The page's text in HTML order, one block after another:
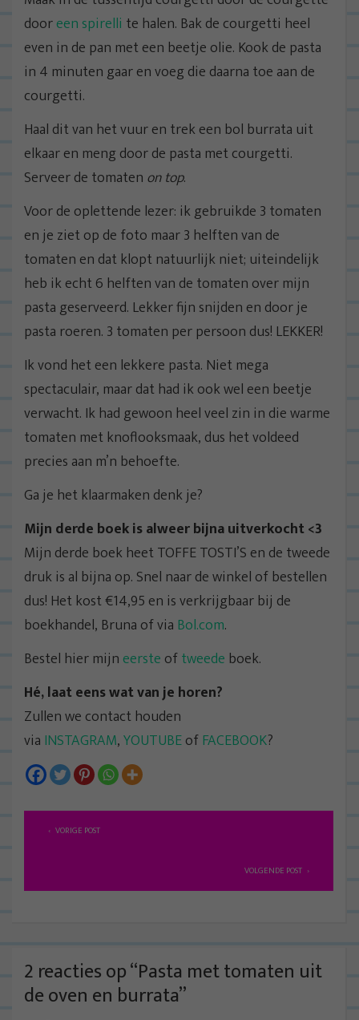
dooreen spirelli te halen. Bak de courgetti heel
even in de pan met een beetje olie. Kook de pasta
in 4 minuten gaar en voeg die daarna toe aan de
courgetti.
Haal dit van het vuur en trek een bol burrata uit
elkaar en meng door de pasta met courgetti.
Serveer de tomaten on top.
Voor de oplettende lezer: ik gebruikde 3 tomaten
en je ziet op de foto maar 3 helften van de
tomaten en dat klopt natuurlijk niet; uiteindelijk
heb ik echt 6 helften van de tomaten over mijn
pasta geserveerd. Lekker fijn snijden en door je
pasta roeren. 3 tomaten per persoon dus! LEKKER!
Ik vond het een lekkere pasta. Niet mega
spectaculair, maar dat had ik ook wel een beetje
verwacht. Ik had gewoon heel veel zin in die warme
tomaten met knoflooksmaak, dus het voldeed
precies aan m’n behoefte.
Ga je het klaarmaken denk je?
Mijn derde boek is alweer bijna uitverkocht <3
Mijn derde boek heet TOFFE TOSTI’S en de tweede
druk is al bijna op. Snel naar de winkel of bestellen
dus! Het kost €14,95 en is verkrijgbaar bij de
boekhandel, Bruna of via Bol.com.
Bestel hier mijneerste oftweede boek.
Hé, laat eens wat van je horen?
Zullen we contact houden
via INSTAGRAM,YOUTUBEofFACEBOOK?
i
t
n
VORIGE POST
VOLGENDE POST
2 reacties op “Pasta met tomaten uit
de oven en burrata”